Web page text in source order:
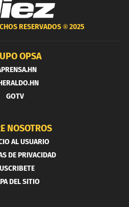
RESERVADOS ®2025
OPSA
GOTV
NOSOTROS
AL USUARIO
DE PRIVACIDAD
DEL SITIO